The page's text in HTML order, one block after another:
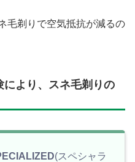
毛剃りで空気抵抗が減るの
より、スネ毛剃りの
(スペシャラ